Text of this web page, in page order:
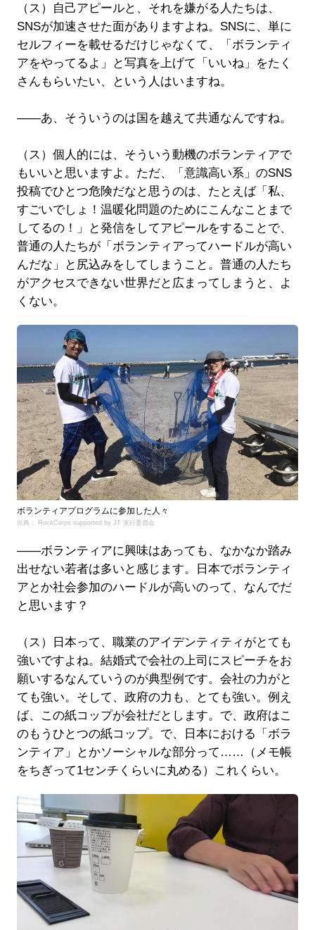
（ス）自己アピールと、それを嫌がる人たちは、
SNSが加速させた面がありますよね。SNSに、単に
セルフィーを載せるだけじゃなくて、「ボランティ
アをやってるよ」と写真を上げて「いいね」をたく
さんもらいたい、という人はいますね。
――あ、そういうのは国を越えて共通なんですね。
（ス）個人的には、そういう動機のボランティアで
もいいと思いますよ。ただ、「意識高い系」のSNS
投稿でひとつ危険だなと思うのは、たとえば「私、
すごいでしょ！温暖化問題のためにこんなことまで
してるの！」と発信をしてアピールをすることで、
普通の人たちが「ボランティアってハードルが高い
んだな」と尻込みをしてしまうこと。普通の人たち
がアクセスできない世界だと広まってしまうと、よ
くない。
ボランティアプログラムに参加した人々
出典： RockCorps supported by JT 実行委員会
――ボランティアに興味はあっても、なかなか踏み
出せない若者は多いと感じます。日本でボランティ
アとか社会参加のハードルが高いのって、なんでだ
と思います？
（ス）日本って、職業のアイデンティティがとても
強いですよね。結婚式で会社の上司にスピーチをお
願いするなんていうのが典型例です。会社の力がと
ても強い。そして、政府の力も、とても強い。例え
ば、この紙コップが会社だとします。で、政府はこ
のもうひとつの紙コップ。で、日本における「ボラ
ンティア」とかソーシャルな部分って……（メモ帳
をちぎって1センチくらいに丸める）これくらい。